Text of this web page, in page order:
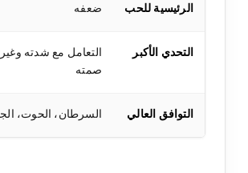
الرئيسية للحب
ضعفه
التحدي الأكبر
التعامل مع شدته
صمته
التوافق العالي السرطان، الحوت،